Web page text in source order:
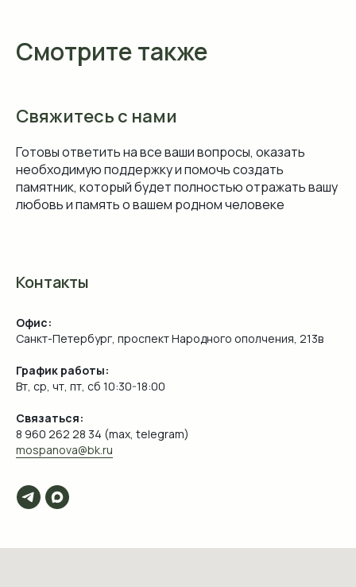
Смотрите также
Свяжитесь с нами
Готовы ответить на все ваши вопросы, оказать
необходимую поддержку и помочь создать
памятник, который будет полностью отражать вашу
любовь и память о вашем родном человеке
Контакты
Офис:
Санкт-Петербург, проспект Народного ополчения, 213в
График работы:
Вт, ср, чт, пт, сб 10:30-18:00
Связаться:
8 960 262 28 34 (max, telegram)
mospanova@bk.ru